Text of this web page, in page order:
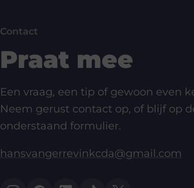
Contact
Praat mee
Een vraag, een tip of gewoon even
Neem gerust contact op, of blijf op
onderstaand formulier.
hansvangerrevinkcda@gmail.com